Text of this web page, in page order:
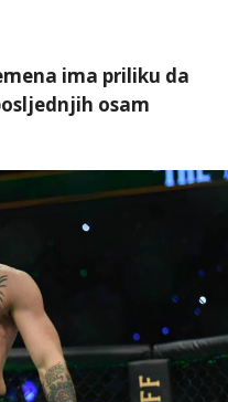
ima priliku da
osam